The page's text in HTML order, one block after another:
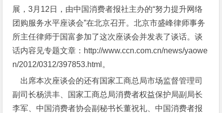
展，3月12日，由中国消费者报社主办的“努力提升网络
团购服务水平座谈会”在北京召开。北京市盛峰律师事务
所主任律师于国富参加了这次座谈会并发表了谈话。谈
话内容见专题文章：http://www.ccn.com.cn/news/yaowe
n/2012/0312/397853.html。
出席本次座谈会的还有国家工商总局市场监督管理司
副司长杨洪丰、国家工商总局消费者权益保护局副局长
李军、中国消费者协会副秘书长董祝礼、中国消费者报